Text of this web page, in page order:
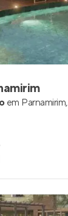
em Parnamirim,